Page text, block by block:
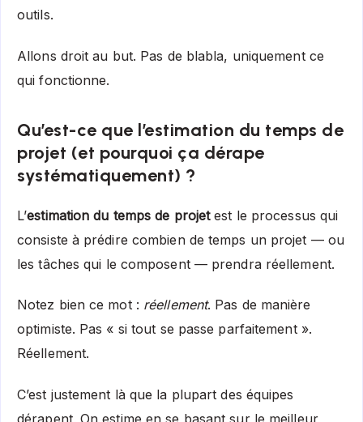
outils.
Allons droit au but. Pas de blabla, uniquement ce
qui fonctionne.
Qu’est-ce que l’estimation du temps de
projet (et pourquoi ça dérape
systématiquement) ?
L’estimation du temps de projetest le processus qui
consiste à prédire combien de temps un projet — ou
les tâches qui le composent — prendra réellement.
Notez bien ce mot : réellement. Pas de manière
optimiste. Pas « si tout se passe parfaitement ».
Réellement.
C’est justement là que la plupart des équipes